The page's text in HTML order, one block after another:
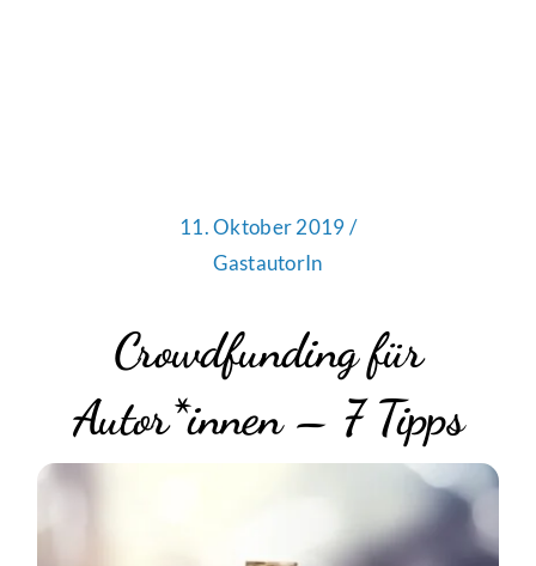
11. Oktober 2019 /
GastautorIn
Crowdfunding für
Autor*innen – 7 Tipps